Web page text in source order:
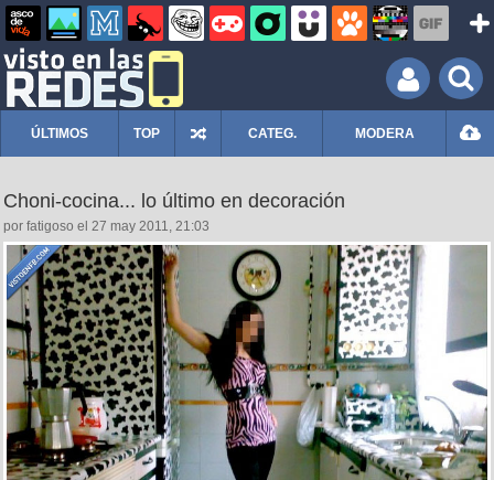
ÚLTIMOS TOP CATEG. MODERA
Choni-cocina... lo último en decoración
por fatigoso el 27 may 2011, 21:03